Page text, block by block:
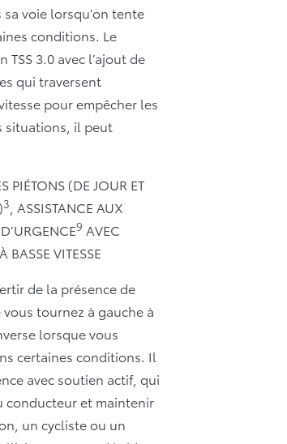
voie lorsqu’on tente
conditions. Le
3.0 avec l’ajout de
qui traversent
pour empêcher les
situations, il peut
PIÉTONS (DE JOUR ET
3
, ASSISTANCE AUX
9 AVEC
BASSE VITESSE
de la présence de
tournez à gauche à
lorsque vous
certaines conditions. Il
avec soutien actif, qui
conducteur et maintenir
un cycliste ou un